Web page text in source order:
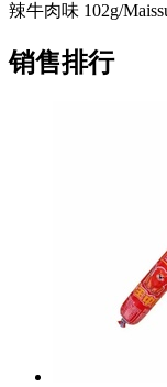
辣牛肉味 102g/
销售排行